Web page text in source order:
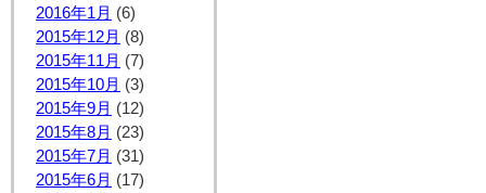
2016年1月 (6)
2015年12月 (8)
2015年11月 (7)
2015年10月 (3)
2015年9月 (12)
2015年8月 (23)
2015年7月 (31)
2015年6月 (17)